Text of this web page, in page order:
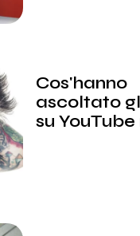
Cos'hanno
ascoltato
su YouTube